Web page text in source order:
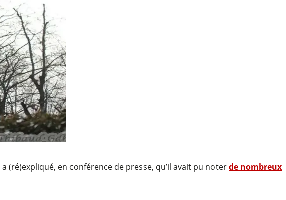
a (ré)expliqué, en conférence de presse, qu’il avait pu noterde nombreux